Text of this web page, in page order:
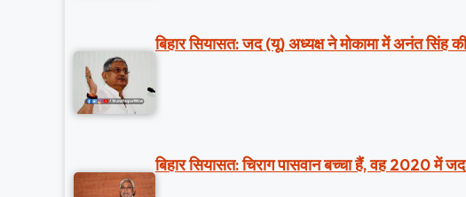
बिहार सियासत: जद (यू) अध्यक्ष ने मोकामा में अनंत सिंह
बिहार सियासत: चिराग पासवान बच्चा हैं, वह 2020 में